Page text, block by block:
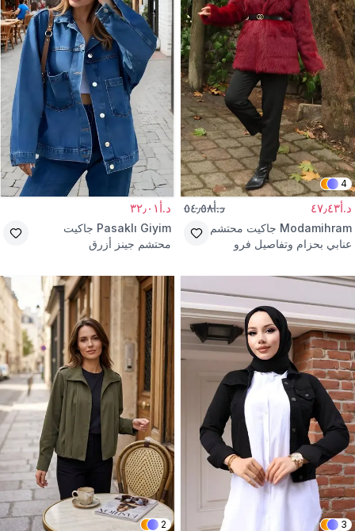
4
د.أ٤٧٫٤٣ د.أ٥٤٫٥٨
Modamihram جاكيت محتشم
عنابي بحزام وتفاصيل فرو
د.أ٣٢٫٠١
Pasaklı Giyim جاكيت
محتشم جينز أزرق
3
2